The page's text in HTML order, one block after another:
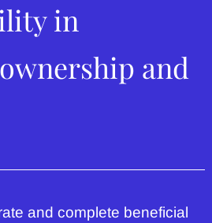
in
and
and complete beneficial